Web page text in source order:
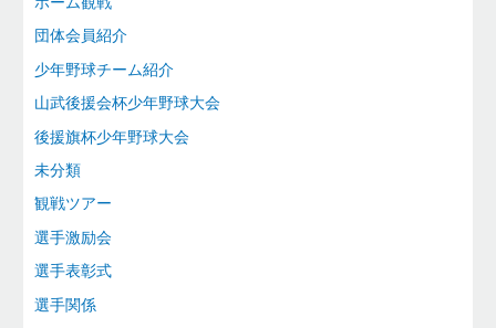
団体会員紹介
少年野球チーム紹介
山武後援会杯少年野球大会
後援旗杯少年野球大会
未分類
観戦ツアー
選手激励会
選手表彰式
選手関係